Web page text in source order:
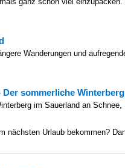
Wanderungen und
sommerliche Winterberg
im Sauerland an
nächsten Urlaub bekommen?